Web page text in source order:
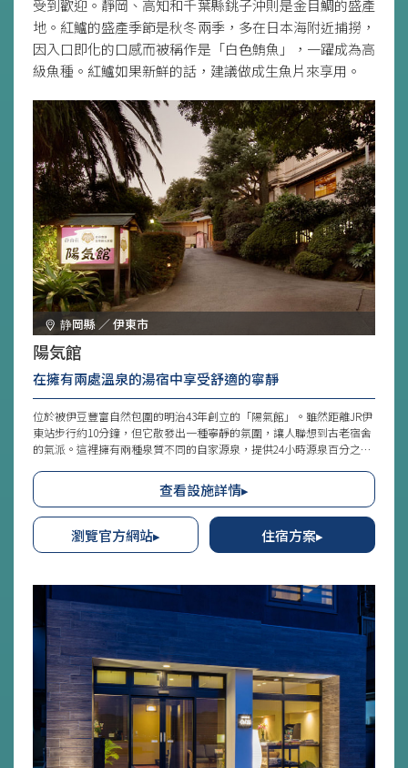
受到歡迎。靜岡、高知和千葉縣銚子沖則是金目鯛的盛產
地。紅鱸的盛產季節是秋冬兩季，多在日本海附近捕撈，
因入口即化的口感而被稱作是「白色鮪魚」，一躍成為高
級魚種。紅鱸如果新鮮的話，建議做成生魚片來享用。
静岡縣 ／ 伊東市
陽気館
在擁有兩處溫泉的湯宿中享受舒適的寧靜
位於被伊豆豐富自然包圍的明治43年創立的「陽氣館」。雖然距離JR伊
東站步行約10分鐘，但它散發出一種寧靜的氛圍，讓人聯想到古老宿舍
的氣派。這裡擁有兩種泉質不同的自家源泉，提供24小時源泉百分之百
天浴池。這裡能俯瞰大海與伊東市街，是無與倫比的絕佳位置。在這開
放的湯浴中感受天空幾乎近在眼前，是都市中無法體驗的奢侈。享受溫
泉之後，不妨細細品味山海之間的美食，徹底享受伊豆之旅。
查看設施詳情▸
瀏覽官方網站▸ 住宿方案▸